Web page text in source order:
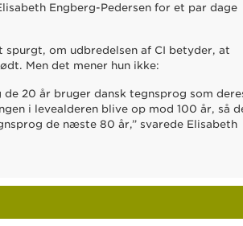
Engberg-Pedersen for et par dage
spurgt, om udbredelsen af CI betyder, at
Men det mener hun ikke:
de 20 år bruger dansk tegnsprog som
i levealderen blive op mod 100 år, så
de næste 80 år,” svarede Elisabeth